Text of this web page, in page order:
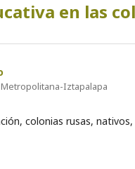
en las
Iztapalapa
colonias rusas,